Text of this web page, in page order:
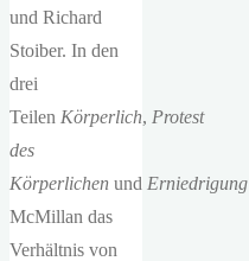
und Richard
Stoiber. In den
drei
Teilen Körperlich, Protest
des
Körperlichen und Erniedrigung
McMillan das
Verhältnis von